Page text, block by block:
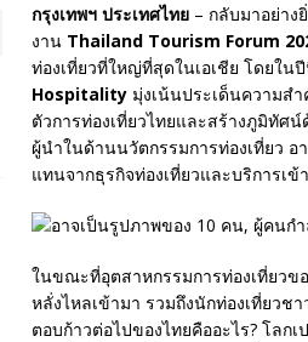
กรุงเทพฯ ประเทศไทย – กลับมาอย่าง
งาน Thailand Tourism Forum
ท่องเที่ยวที่ใหญ่ที่สุดในเอเชีย โดยใ
Hospitalityมุ่งเน้นประเด็นความส
ตัวการท่องเที่ยวไทยและสร้างภูมิทัศ
ผู้นำในด้านนวัตกรรมการท่องเที่ยว
แทนจากธุรกิจท่องเที่ยวและบริการเ
ในขณะที่อุตสาหกรรมการท่องเที่ยวข
หลั่งไหลเข้ามา รวมถึงนักท่องเที่ยวช
ตอบก้าวต่อไปของไทยคืออะไร? โลก